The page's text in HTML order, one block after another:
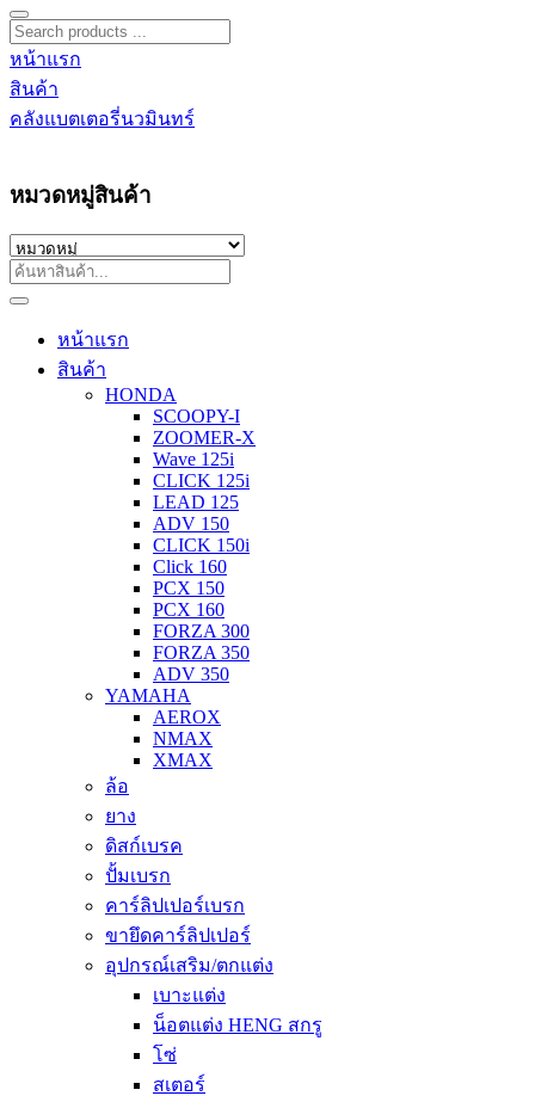
หน้าแรก
สินค้า
คลังแบตเตอรี่นวมินทร์
หมวดหมู่สินค้า
หน้าแรก
สินค้า
HONDA
SCOOPY-I
ZOOMER-X
Wave 125i
CLICK 125i
LEAD 125
ADV 150
CLICK 150i
Click 160
PCX 150
PCX 160
FORZA 300
FORZA 350
ADV 350
YAMAHA
AEROX
NMAX
XMAX
ล้อ
ยาง
ดิสก์เบรค
ปั้มเบรก
คาร์ลิปเปอร์เบรก
ขายึดคาร์ลิปเปอร์
อุปกรณ์เสริม/ตกแต่ง
เบาะแต่ง
น็อตแต่ง HENG สกรู
โซ่
สเตอร์